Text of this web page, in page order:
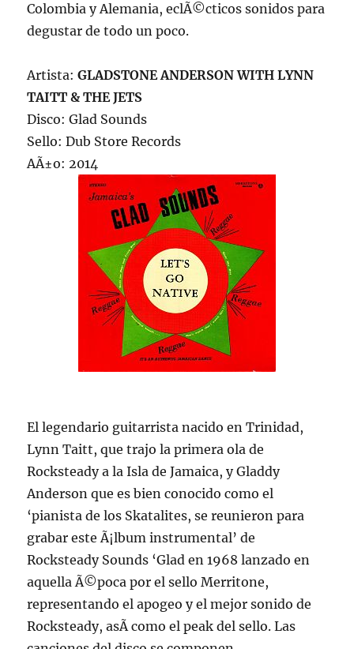
Colombia y Alemania, eclÃ©cticos sonidos para
degustar de todo un poco.
Artista:GLADSTONE ANDERSON WITH LYNN
TAITT & THE JETS
Disco: Glad Sounds
Sello: Dub Store Records
AÃ±o: 2014
El legendario guitarrista nacido en Trinidad,
Lynn Taitt, que trajo la primera ola de
Rocksteady a la Isla de Jamaica, y Gladdy
Anderson que es bien conocido como el
‘pianista de los Skatalites, se reunieron para
grabar este Ã¡lbum instrumental’ de
Rocksteady Sounds ‘Glad en 1968 lanzado en
aquella Ã©poca por el sello Merritone,
representando el apogeo y el mejor sonido de
Rocksteady, asÃ­ como el peak del sello. Las